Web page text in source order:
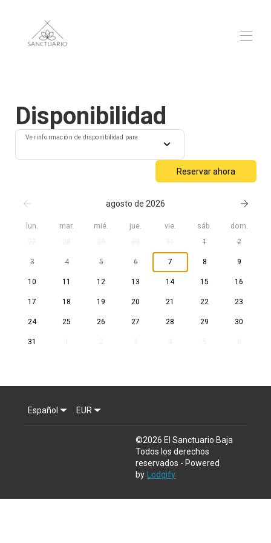
Visión general
Mapa ▾
Contacto
Galería ▾
Disponibilidad
Ver información de disponibilidad para
Reservar ahora
agosto de 2026
lun. mar. mié. jue. vie. sáb.
dom.
1 2
3 4 5 6 7 8 9
10 11 12 13 14 15 16
17 18 19 20 21 22 23
24 25 26 27 28 29 30
31
Español EUR
©2026 El Sanctuario Baja
Todos los derechos
reservados - Powered
by
Lodgify